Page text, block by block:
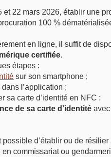
22 mars 2026, établir une
100 %
en ligne, il suffit de
certifiée.
étapes :
sur son smartphone ;
l’application ;
sa carte d’identité en NFC ;
de sa carte d'identité
d’établir ou de
commissariat ou